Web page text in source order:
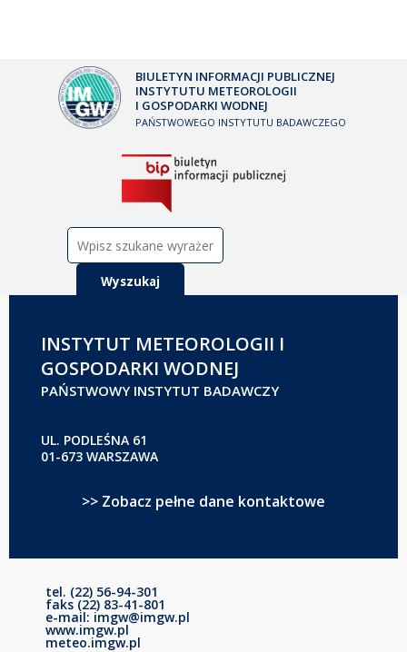
BIULETYN INFORMACJI PUBLICZNEJ
INSTYTUTU METEOROLOGII
I GOSPODARKI WODNEJ
PAŃSTWOWEGO INSTYTUTU BADAWCZEGO
INSTYTUT METEOROLOGII I
GOSPODARKI WODNEJ
PAŃSTWOWY INSTYTUT BADAWCZY
UL. PODLEŚNA 61
01-673 WARSZAWA
>> Zobacz pełne dane kontaktowe
tel. (22) 56-94-301
faks (22) 83-41-801
e-mail: imgw@imgw.pl
www.imgw.pl
meteo.imgw.pl